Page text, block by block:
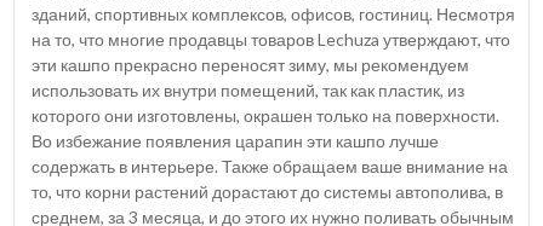
зданий, спортивных комплексов, офисов, гостиниц. Несмотря
на то, что многие продавцы товаров Lechuza утверждают, что
эти кашпо прекрасно переносят зиму, мы рекомендуем
использовать их внутри помещений, так как пластик, из
которого они изготовлены, окрашен только на поверхности.
Во избежание появления царапин эти кашпо лучше
содержать в интерьере. Также обращаем ваше внимание на
то, что корни растений дорастают до системы автополива, в
среднем, за 3 месяца, и до этого их нужно поливать обычным